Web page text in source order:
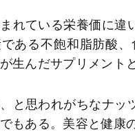
れている栄養価に違
ある不飽和脂肪酸
生んだサプリメント
と思われがちなナ
もある。美容と健康